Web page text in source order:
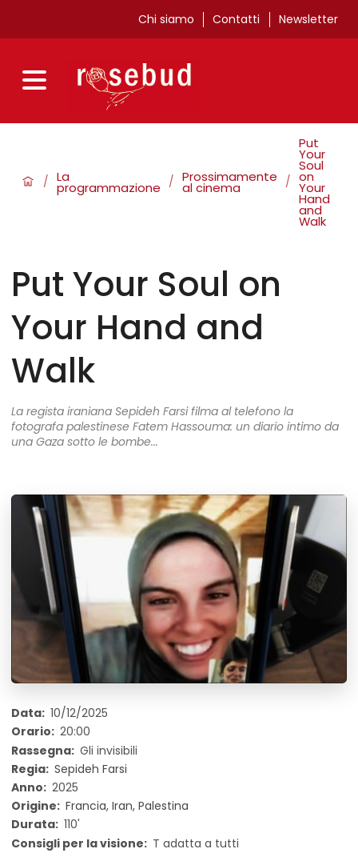
Chi siamo Contatti Newsletter
/ La
programmazione / Prossimamente
al cinema /
Put
Your
Soul
on
Your
Hand
and
Walk
Put Your Soul on
Your Hand and
Walk
La regista iraniana Sepideh Farsi filma al telefono la
fotografa palestinese Fatem Hassouma: un diario intimo da
una Gaza sotto le bombe...
Data: 10/12/2025
Orario: 20:00
Rassegna: Gli invisibili
Regia: Sepideh Farsi
Anno: 2025
Origine: Francia, Iran, Palestina
Durata: 110'
Consigli per la visione: T adatta a tutti